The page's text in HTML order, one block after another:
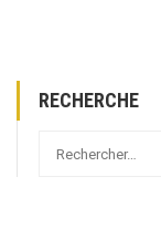
RECHERCHE